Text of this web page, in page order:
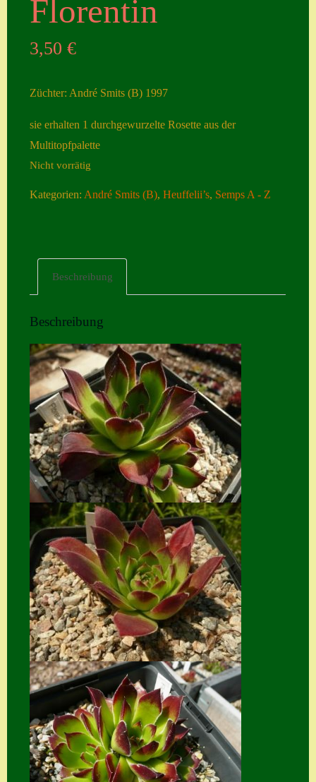
ngen
Datenschutzerklä
Hostas
Impressum
Kasse
Kontakt
Mein Konto
Naturformen
S. x nixonii
Semps die ich
suche
Semps von A – Z
Shop
Suche
Sue Thomas
Translator
Versand
Versand von
Semps
Florentin
3,50€
Züchter: André Smits (B) 1997
sie erhalten 1 durchgewurzelte Rosette aus der
Multitopfpalette
Nicht vorrätig
Kategorien:André Smits (B),Heuffelii’s, Semps A - Z
Beschreibung
Beschreibung